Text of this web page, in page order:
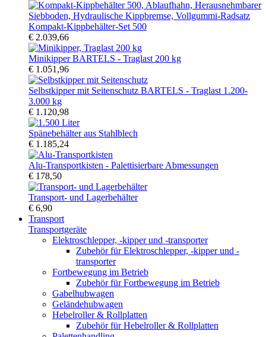
Kompakt-Kippbehälter-Set 500
€ 2.039,66
Minikipper BARTELS - Traglast 200 kg
€ 1.051,96
Selbstkipper mit Seitenschutz BARTELS - Traglast 1.200-
3.000 kg
€ 1.120,98
Spänebehälter aus Stahlblech
€ 1.185,24
Alu-Transportkisten - Palettisierbare Abmessungen
€ 178,50
Transport- und Lagerbehälter
€ 6,90
Transport
Transportgeräte
Elektroschlepper, -kipper und -transporter
Zubehör für Elektroschlepper, -kipper und -
transporter
Fortbewegung im Betrieb
Zubehör für Fortbewegung im Betrieb
Gabelhubwagen
Geländehubwagen
Hebelroller & Rollplatten
Zubehör für Hebelroller & Rollplatten